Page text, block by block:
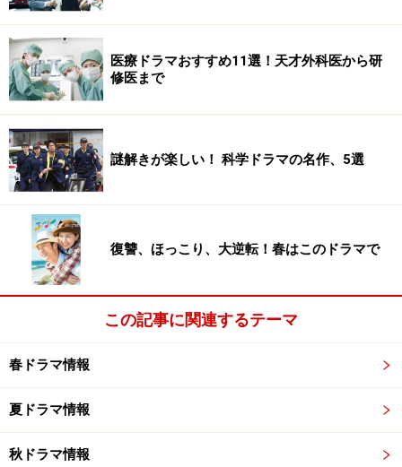
※記事内容は執筆時点のものです。最新の内容をご確認くださ
医療ドラマおすすめ11選！天才外科医から研
修医まで
謎解きが楽しい！ 科学ドラマの名作、5選
復讐、ほっこり、大逆転！春はこのドラマで
この記事に関連するテーマ
春ドラマ情報
夏ドラマ情報
秋ドラマ情報